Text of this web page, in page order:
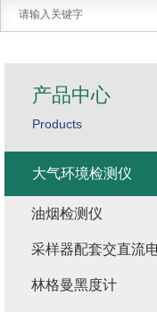
产品中心
Products
大气环境检测仪
油烟检测仪
采样器配套交直流
林格曼黑度计